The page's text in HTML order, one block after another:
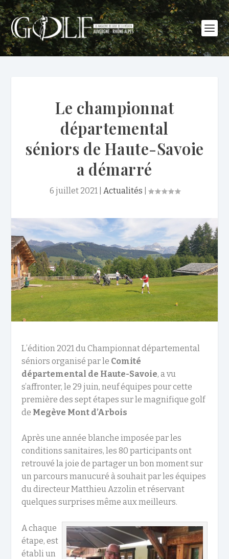
Le championnat
départemental
séniors de Haute-Savoie
a démarré
6 juillet 2021| Actualités
L’édition 2021 du Championnat départemental
séniors organisé par le Comité
départemental de Haute-Savoie, a vu
s’affronter, le 29 juin, neuf équipes pour cette
première des sept étapes sur le magnifique golf
de Megève Mont d’Arbois
Après une année blanche imposée par les
conditions sanitaires, les 80 participants ont
retrouvé la joie de partager un bon moment sur
un parcours manucuré à souhait par les équipes
du directeur Matthieu Azzolin et réservant
quelques surprises même aux meilleurs.
A chaque
étape, est
établi un